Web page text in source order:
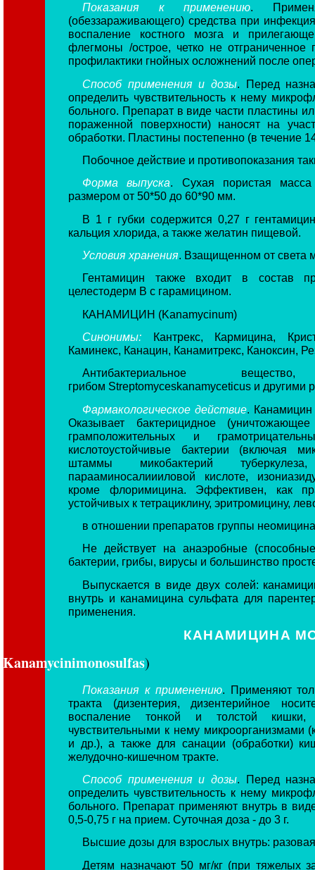
Показания к применению.
(обеззараживающего) средства при
воспаление костного мозга и
флегмоны /острое, четко не
профилактики гнойных осложнений после
Способ применения и дозы. Перед
определить чувствительность к нему
больного. Препарат в виде части пластины
пораженной поверхности) наносят на
обработки. Пластины постепенно (в течение
Побочное действие и противопоказания
Форма выпуска. Сухая пористая масса
размером от 50*50 до 60*90 мм.
В 1 г губки содержится 0,27 г
кальция хлорида, а также желатин пищевой.
Условия хранения. Взащищенном от света
Гентамицин также входит в состав
целестодерм В с гарамицином.
КАНАМИЦИН (Kanamycinum)
Синонимы: Кантрекс, Кармицина,
Каминекс, Канацин, Канамитрекс, Каноксин,
Антибактериальное
грибом Streptomyceskanamyceticus и другими
Фармакологическое действие. Канамицин
Оказывает бактерицидное
грамположительных и
кислотоустойчивые бактерии (включая
штаммы микобактерий
парааминосалиииловой кислоте,
кроме флоримицина. Эффективен, как
устойчивых к тетрациклину, эритромицину,
в отношении препаратов группы
Не действует на анаэробные
бактерии, грибы, вирусы и большинство
Выпускается в виде двух солей:
внутрь и канамицина сульфата для
применения.
КАНАМИЦИНА
Kanamycinimonosulfas)
Показания к применению. Применяют
тракта (дизентерия, дизентерийное
воспаление тонкой и толстой кишки,
чувствительными к нему микроорганизмами
и др.), а также для санации (обработки)
желудочно-кишечном тракте.
Способ применения и дозы. Перед
определить чувствительность к нему
больного. Препарат применяют внутрь в
0,5-0,75 г на прием. Суточная доза - до 3 г.
Высшие дозы для взрослых внутрь: разовая
Детям назначают 50 мг/кг (при тяжелых